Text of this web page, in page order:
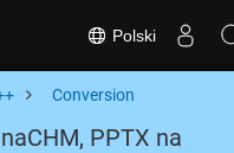
Polski
Conversion
PPTX na